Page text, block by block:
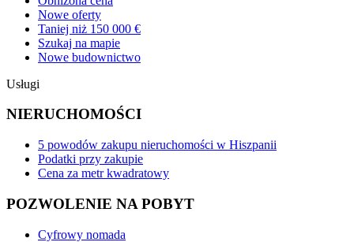
Nowe oferty
Taniej niż 150 000 €
Szukaj na mapie
Nowe budownictwo
Usługi
NIERUCHOMOŚCI
5 powodów zakupu nieruchomości w Hiszpanii
Podatki przy zakupie
Cena za metr kwadratowy
POZWOLENIE NA POBYT
Cyfrowy nomada